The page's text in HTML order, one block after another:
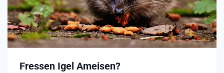
R
?
Fressen Igel Ameisen?